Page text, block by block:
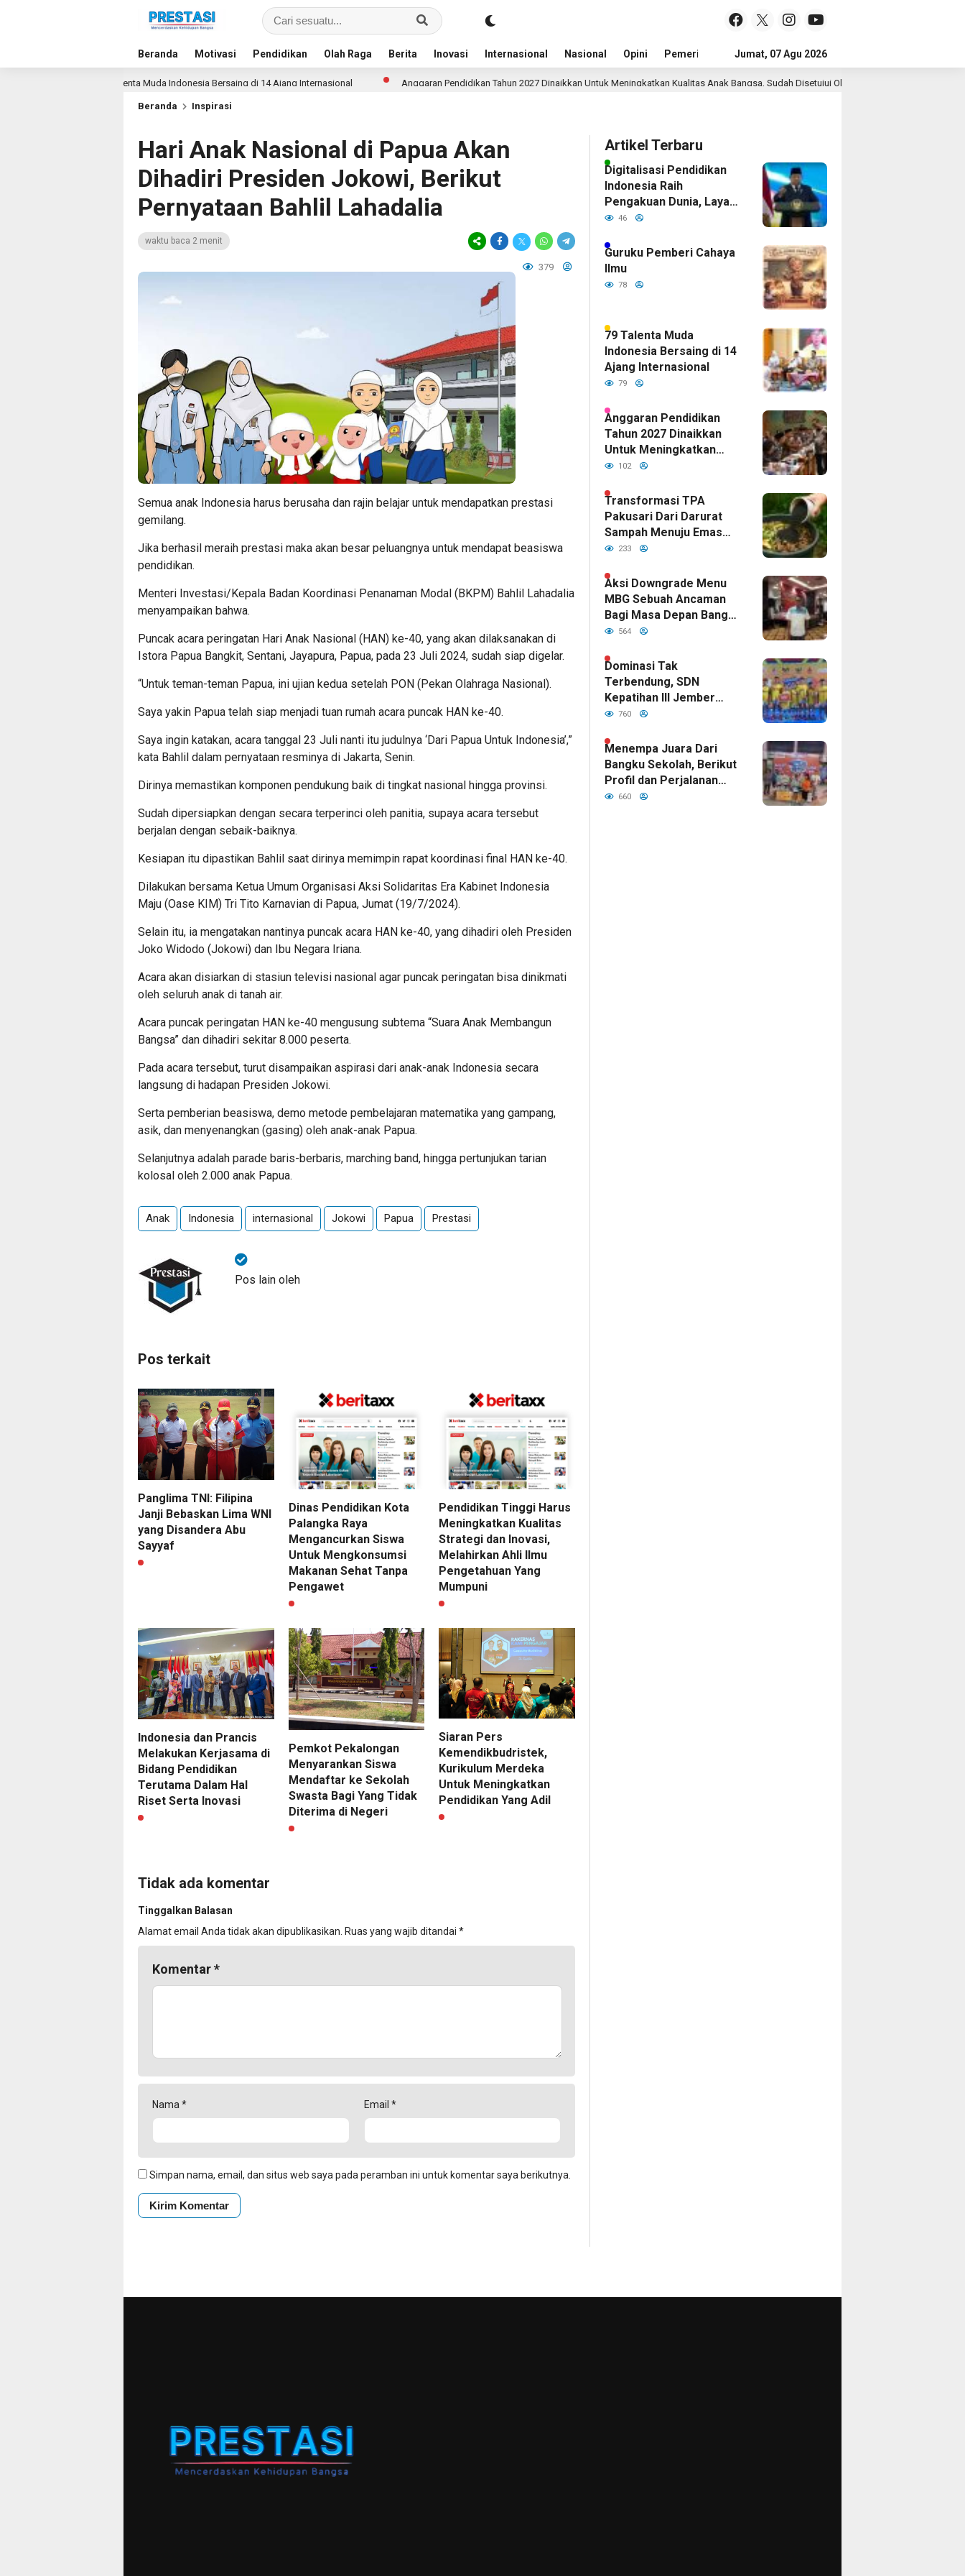
Beranda Motivasi Pendidikan Olah Raga Berita Inovasi Internasional Nasional Opini Pemerintah Sejarah Dan Budaya
Jumat, 07 Agu 2026
79 Talenta Muda Indonesia Bersaing di 14 Ajang Internasional Anggaran Pendidikan Tahun 2027 Dinaikkan Untuk Meningkatkan Kualitas Anak Bangsa, Sudah Disetujui Oleh DPR RI
Beranda Inspirasi
Hari Anak Nasional di Papua Akan
Dihadiri Presiden Jokowi, Berikut
Pernyataan Bahlil Lahadalia
waktu baca 2 menit
379
Semua anak Indonesia harus berusaha dan rajin belajar untuk mendapatkan prestasi
gemilang.
Jika berhasil meraih prestasi maka akan besar peluangnya untuk mendapat beasiswa
pendidikan.
Menteri Investasi/Kepala Badan Koordinasi Penanaman Modal (BKPM) Bahlil Lahadalia
menyampaikan bahwa.
Puncak acara peringatan Hari Anak Nasional (HAN) ke-40, yang akan dilaksanakan di
Istora Papua Bangkit, Sentani, Jayapura, Papua, pada 23 Juli 2024, sudah siap digelar.
“Untuk teman-teman Papua, ini ujian kedua setelah PON (Pekan Olahraga Nasional).
Saya yakin Papua telah siap menjadi tuan rumah acara puncak HAN ke-40.
Saya ingin katakan, acara tanggal 23 Juli nanti itu judulnya ‘Dari Papua Untuk Indonesia’,”
kata Bahlil dalam pernyataan resminya di Jakarta, Senin.
Dirinya memastikan komponen pendukung baik di tingkat nasional hingga provinsi.
Sudah dipersiapkan dengan secara terperinci oleh panitia, supaya acara tersebut
berjalan dengan sebaik-baiknya.
Kesiapan itu dipastikan Bahlil saat dirinya memimpin rapat koordinasi final HAN ke-40.
Dilakukan bersama Ketua Umum Organisasi Aksi Solidaritas Era Kabinet Indonesia
Maju (Oase KIM) Tri Tito Karnavian di Papua, Jumat (19/7/2024).
Selain itu, ia mengatakan nantinya puncak acara HAN ke-40, yang dihadiri oleh Presiden
Joko Widodo (Jokowi) dan Ibu Negara Iriana.
Acara akan disiarkan di stasiun televisi nasional agar puncak peringatan bisa dinikmati
oleh seluruh anak di tanah air.
Acara puncak peringatan HAN ke-40 mengusung subtema “Suara Anak Membangun
Bangsa” dan dihadiri sekitar 8.000 peserta.
Pada acara tersebut, turut disampaikan aspirasi dari anak-anak Indonesia secara
langsung di hadapan Presiden Jokowi.
Serta pemberian beasiswa, demo metode pembelajaran matematika yang gampang,
asik, dan menyenangkan (gasing) oleh anak-anak Papua.
Selanjutnya adalah parade baris-berbaris, marching band, hingga pertunjukan tarian
kolosal oleh 2.000 anak Papua.
Anak Indonesia internasional Jokowi Papua Prestasi
Pos lain oleh
Pos terkait
Panglima TNI: Filipina
Janji Bebaskan Lima WNI
yang Disandera Abu
Sayyaf
Dinas Pendidikan Kota
Palangka Raya
Mengancurkan Siswa
Untuk Mengkonsumsi
Makanan Sehat Tanpa
Pengawet
Pendidikan Tinggi Harus
Meningkatkan Kualitas
Strategi dan Inovasi,
Melahirkan Ahli Ilmu
Pengetahuan Yang
Mumpuni
Indonesia dan Prancis
Melakukan Kerjasama di
Bidang Pendidikan
Terutama Dalam Hal
Riset Serta Inovasi
Pemkot Pekalongan
Menyarankan Siswa
Mendaftar ke Sekolah
Swasta Bagi Yang Tidak
Diterima di Negeri
Siaran Pers
Kemendikbudristek,
Kurikulum Merdeka
Untuk Meningkatkan
Pendidikan Yang Adil
Tidak ada komentar
Tinggalkan Balasan
Alamat email Anda tidak akan dipublikasikan. Ruas yang wajib ditandai *
Komentar*
Nama* Email *
Simpan nama, email, dan situs web saya pada peramban ini untuk komentar saya berikutnya.
Artikel Terbaru
Digitalisasi Pendidikan
Indonesia Raih
Pengakuan Dunia, Layar
Pintar Untuk Semua
46
Guruku Pemberi Cahaya
Ilmu
78
79 Talenta Muda
Indonesia Bersaing di 14
Ajang Internasional
79
Anggaran Pendidikan
Tahun 2027 Dinaikkan
Untuk Meningkatkan
Kualitas Anak Bangsa,
DPR RI
102
Transformasi TPA
Pakusari Dari Darurat
Sampah Menuju Emas
Hijau di Era
Fawait
233
Aksi Downgrade Menu
MBG Sebuah Ancaman
Bagi Masa Depan Bangsa
Indonesia
564
Dominasi Tak
Terbendung, SDN
Kepatihan III Jember
Pertahankan Gelar
760
Menempa Juara Dari
Bangku Sekolah, Berikut
Profil dan Perjalanan
Tim Basket SDN
660